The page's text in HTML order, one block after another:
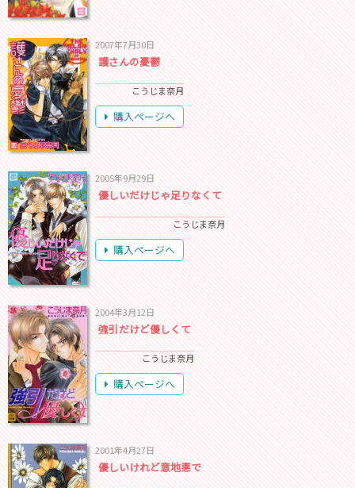
2007年7月30日
護さんの憂鬱
こうじま奈月
購入ページへ
2005年9月29日
優しいだけじゃ足りなくて
こうじま奈月
購入ページへ
2004年3月12日
強引だけど優しくて
こうじま奈月
購入ページへ
2001年4月27日
優しいけれど意地悪で